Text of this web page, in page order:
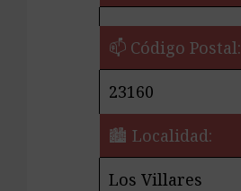
📫 Código Postal:
23160
🏙️ Localidad:
Los Villares